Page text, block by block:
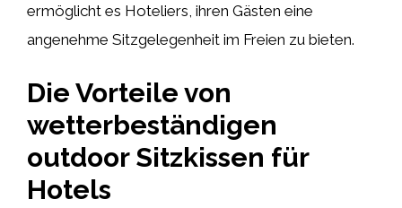
ermöglicht es Hoteliers, ihren Gästen eine
angenehme Sitzgelegenheit im Freien zu bieten.
Die Vorteile von
wetterbeständigen
outdoor Sitzkissen für
Hotels